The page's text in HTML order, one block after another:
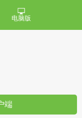
电脑版
端